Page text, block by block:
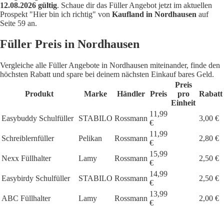
12.08.2026 gültig. Schaue dir das Füller Angebot jetzt im aktuellen
Prospekt "Hier bin ich richtig" von Kaufland in Nordhausen auf
Seite 59 an.
Füller Preis in Nordhausen
Vergleiche alle Füller Angebote in Nordhausen miteinander, finde den
höchsten Rabatt und spare bei deinem nächsten Einkauf bares Geld.
Produkt Marke Händler Preis
Preis
pro
Einheit
Rabatt
Easybuddy Schulfüller STABILO Rossmann
11,99
€
3,00 €
Schreiblernfüller Pelikan Rossmann
11,99
€
2,80 €
Nexx Füllhalter Lamy Rossmann
15,99
€
2,50 €
Easybirdy Schulfüller STABILO Rossmann
14,99
€
2,50 €
ABC Füllhalter Lamy Rossmann
13,99
€
2,00 €